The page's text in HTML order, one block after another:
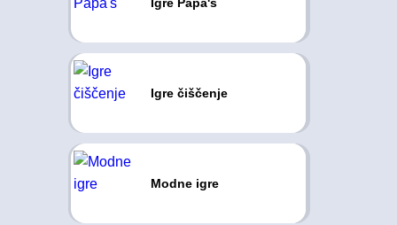
Igre čiščenje
Modne igre